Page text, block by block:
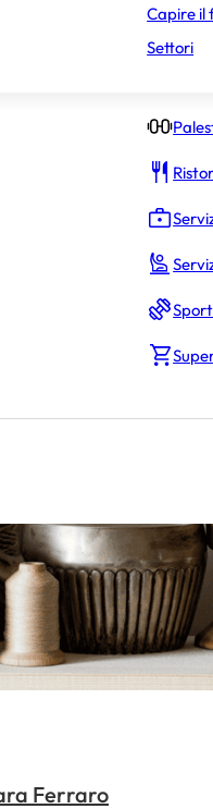
Capire il
Settori
Ferraro